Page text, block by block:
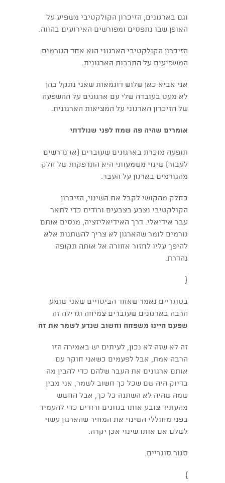
וגם בארגונים, הזיכרון הקולקטיבי משפיע על
האופן שבו נתפסים ומפורשים האירועים בהווה.
הזיכרון הקולקטיבי הארגוני הוא אחד הגורמים
המשפיעים על התרבות הארגונית.
אני אביא כאן שלוש דוגמאות שאני נתקל בהן
לא מעט בעובדה שלי עם ארגונים על ההשפעה
של הזיכרון הארגוני על המציאות הארגונית.
אומרים שהיה פה שמח לפני שנולדתי
תופעה מוכרת בארגונים שעוברים (או נדרשים
לעבור) שינוי משמעותי היא התרפקות של חלק
מהגורמים בארגון על העבר.
כחלק מהקושי לקבל את השינוי, הזיכרון
הקולקטיבי נצבע בצבעים ורודים כדי לתאר
עבר אידיאלי. דרך האידיאליזציה, מנסים אותם
גורמים לומר שהארגון לא צריך להשתנות אלא
להיפך עליו לחזור אחורה אל אותה תקופה
נהדרת.
{
בסוגריים נאמר שאחד הביטויים שאני שומע
הרבה בארגונים שעוברים צמיחה וגדילה זה
שפעם היינו משפחה וחשוב שנדע לשמר את זה
זה לא שזה לא נכון, לעיתים יש באמירה הזו
הרבה אמת, אבל לפעמים כשאני חוקר עם
אותם ארגונים את העבר שלהם כדי להבין מה
בדיוק היה שם שכל כך חשוב לשמר, אני מבין
שמה שהיה לא השתנה כל כך, אבל החשש
מהעתיד צובע אותו בגוונים ורודים כדי להעמיד
בפני מחוללי השינוי את המחיר שהארגון עשוי
לשלם אם אותו שינוי אכן יקרה.
סגור סוגריים.
}